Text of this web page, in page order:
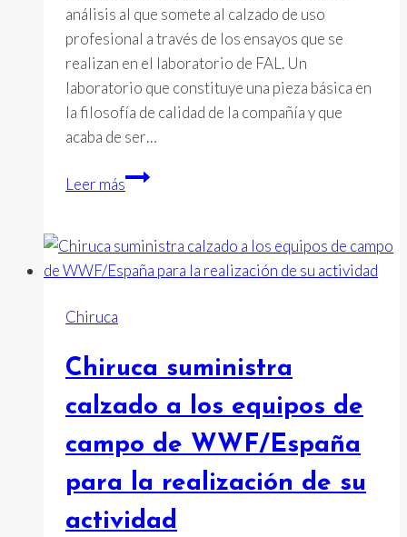
análisis al que somete al calzado de uso
profesional a través de los ensayos que se
realizan en el laboratorio de FAL. Un
laboratorio que constituye una pieza básica en
la filosofía de calidad de la compañía y que
acaba de ser…
Leer másCalzados
y
amplía
Chiruca
Chiruca suministra
calzado a los equipos de
campo de WWF/España
para la realización de su
actividad